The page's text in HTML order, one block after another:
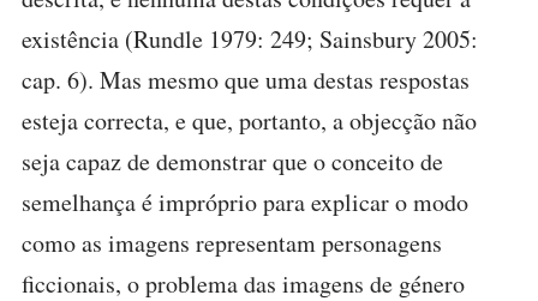
existência (Rundle 1979: 249; Sainsbury 2005:
cap. 6). Mas mesmo que uma destas respostas
esteja correcta, e que, portanto, a objecção não
seja capaz de demonstrar que o conceito de
semelhança é impróprio para explicar o modo
como as imagens representam personagens
ficcionais, o problema das imagens de género